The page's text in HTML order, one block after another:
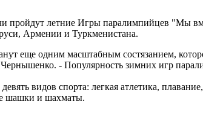
пройдут летние Игры паралимпийцев "Мы
Армении и Туркменистана.
еще одним масштабным состязанием,
- Популярность зимних игр
видов спорта: легкая атлетика,
шашки и шахматы.